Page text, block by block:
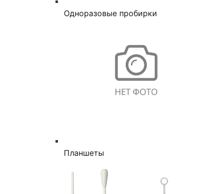
Одноразовые пробирки
Планшеты